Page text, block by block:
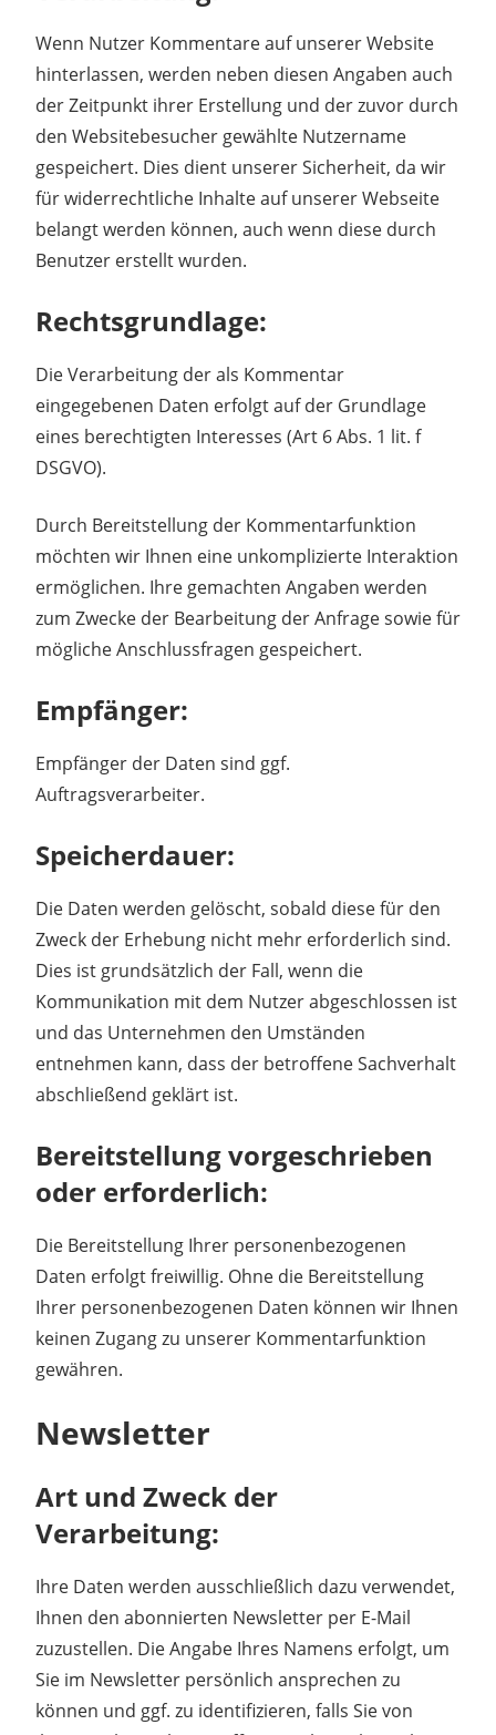
Wenn Nutzer Kommentare auf unserer Website
hinterlassen, werden neben diesen Angaben auch
der Zeitpunkt ihrer Erstellung und der zuvor durch
den Websitebesucher gewählte Nutzername
gespeichert. Dies dient unserer Sicherheit, da wir
für widerrechtliche Inhalte auf unserer Webseite
belangt werden können, auch wenn diese durch
Benutzer erstellt wurden.
Rechtsgrundlage:
Die Verarbeitung der als Kommentar
eingegebenen Daten erfolgt auf der Grundlage
eines berechtigten Interesses (Art 6 Abs. 1 lit. f
DSGVO).
Durch Bereitstellung der Kommentarfunktion
möchten wir Ihnen eine unkomplizierte Interaktion
ermöglichen. Ihre gemachten Angaben werden
zum Zwecke der Bearbeitung der Anfrage sowie für
mögliche Anschlussfragen gespeichert.
Empfänger:
Empfänger der Daten sind ggf.
Auftragsverarbeiter.
Speicherdauer:
Die Daten werden gelöscht, sobald diese für den
Zweck der Erhebung nicht mehr erforderlich sind.
Dies ist grundsätzlich der Fall, wenn die
Kommunikation mit dem Nutzer abgeschlossen ist
und das Unternehmen den Umständen
entnehmen kann, dass der betroffene Sachverhalt
abschließend geklärt ist.
Bereitstellung vorgeschrieben
oder erforderlich:
Die Bereitstellung Ihrer personenbezogenen
Daten erfolgt freiwillig. Ohne die Bereitstellung
Ihrer personenbezogenen Daten können wir Ihnen
keinen Zugang zu unserer Kommentarfunktion
gewähren.
Newsletter
Art und Zweck der
Verarbeitung:
Ihre Daten werden ausschließlich dazu verwendet,
Ihnen den abonnierten Newsletter per E-Mail
zuzustellen. Die Angabe Ihres Namens erfolgt, um
Sie im Newsletter persönlich ansprechen zu
können und ggf. zu identifizieren, falls Sie von